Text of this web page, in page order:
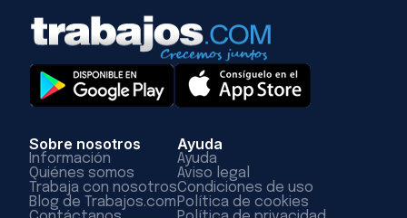
Sobre nosotros
Información
Quiénes somos
Trabaja con nosotros
Blog de Trabajos.com
Ayuda
Ayuda
Aviso legal
Condiciones de uso
Política de cookies